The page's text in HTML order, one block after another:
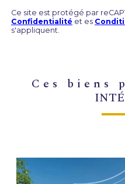
Ce site est protégé par
Confidentialité et es
s'appliquent.
ces biens